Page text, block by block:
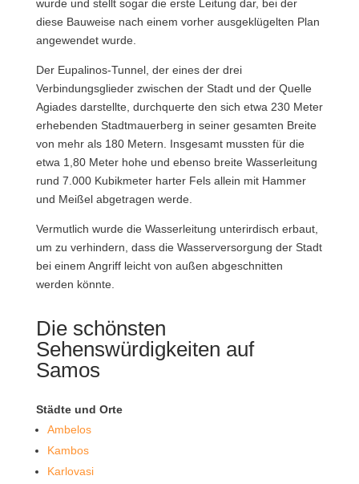
wurde und stellt sogar die erste Leitung dar, bei der
diese Bauweise nach einem vorher ausgeklügelten Plan
angewendet wurde.
Der Eupalinos-Tunnel, der eines der drei
Verbindungsglieder zwischen der Stadt und der Quelle
Agiades darstellte, durchquerte den sich etwa 230 Meter
erhebenden Stadtmauerberg in seiner gesamten Breite
von mehr als 180 Metern. Insgesamt mussten für die
etwa 1,80 Meter hohe und ebenso breite Wasserleitung
rund 7.000 Kubikmeter harter Fels allein mit Hammer
und Meißel abgetragen werde.
Vermutlich wurde die Wasserleitung unterirdisch erbaut,
um zu verhindern, dass die Wasserversorgung der Stadt
bei einem Angriff leicht von außen abgeschnitten
werden könnte.
Die schönsten
Sehenswürdigkeiten auf
Samos
Städte und Orte
Ambelos
Kambos
Karlovasi